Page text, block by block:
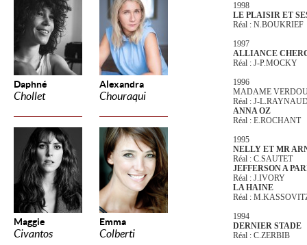
Daphné
Chollet
Alexandra
Chouraqui
Maggie
Civantos
Emma
Colberti
1998
LE PLAISIR ET
Réal : N.BOUKRIEF
1997
ALLIANCE
Réal : J-P.MOCKY
1996
MADAME
Réal : J-
ANNA OZ
Réal : E.ROCHANT
1995
NELLY ET MR
Réal : C.SAUTET
JEFFERSON A
Réal : J.IVORY
LA HAINE
Réal :
1994
DERNIER STADE
Réal : C.ZERBIB